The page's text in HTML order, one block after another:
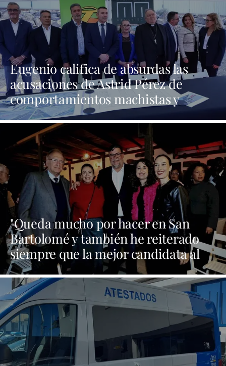
Eugenio califica de absurdas las
acusaciones de Astrid Pérez de
comportamientos machistas y
asegura que busca una presencia en
los medios que no tiene
"Queda mucho por hacer en San
Bartolomé y también he reiterado
siempre que la mejor candidata al
Cabildo es María Dolores Corujo"